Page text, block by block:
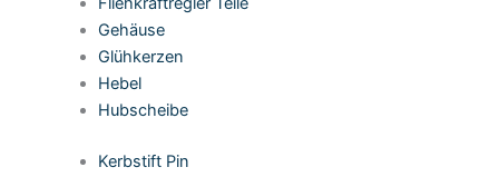
Gehäuse
Glühkerzen
Hebel
Hubscheibe
Kerbstift Pin